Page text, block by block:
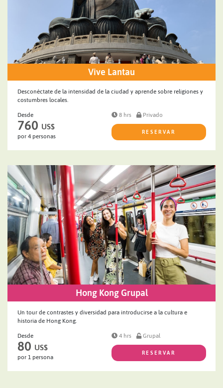
Vive Lantau
Desconéctate de la intensidad de la ciudad y aprende sobre religiones y
costumbres locales.
Desde
760 US$
por 4 personas
8 hrs Privado
RESERVAR
Hong Kong Grupal
Un tour de contrastes y diversidad para introducirse a la cultura e
historia de Hong Kong.
Desde
80 US$
por 1 persona
4 hrs Grupal
RESERVAR